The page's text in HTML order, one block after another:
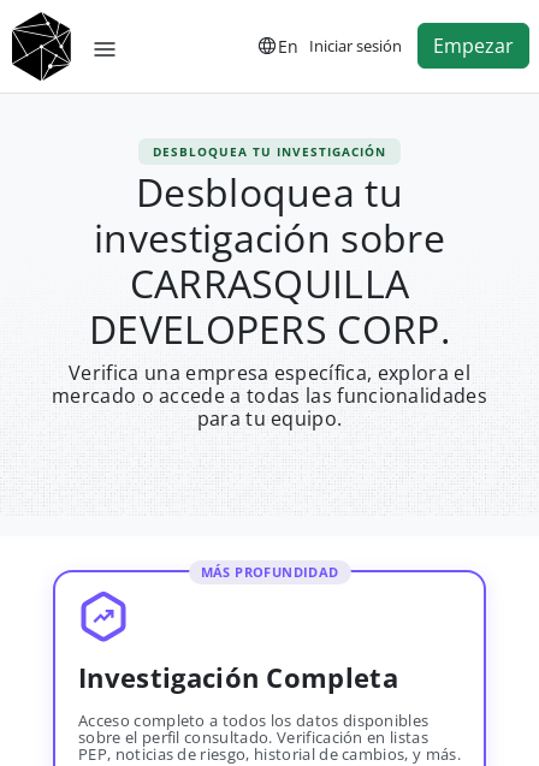
En Iniciar sesión Empezar
DESBLOQUEA TU INVESTIGACIÓN
Desbloquea tu
investigación sobre
CARRASQUILLA
DEVELOPERS CORP.
Verifica una empresa específica, explora el
mercado o accede a todas las funcionalidades
para tu equipo.
MÁS PROFUNDIDAD
Investigación Completa
Acceso completo a todos los datos disponibles
sobre el perfil consultado. Verificación en listas
PEP, noticias de riesgo, historial de cambios, y más.